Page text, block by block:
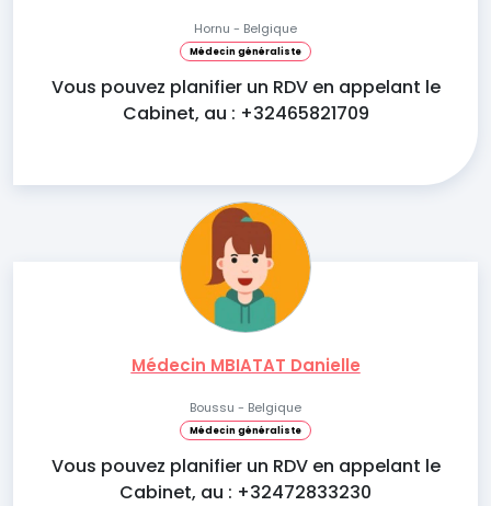
Hornu - Belgique
Médecin généraliste
Vous pouvez planifier un RDV en appelant le
Cabinet, au : +32465821709
Médecin MBIATAT Danielle
Boussu - Belgique
Médecin généraliste
Vous pouvez planifier un RDV en appelant le
Cabinet, au : +32472833230